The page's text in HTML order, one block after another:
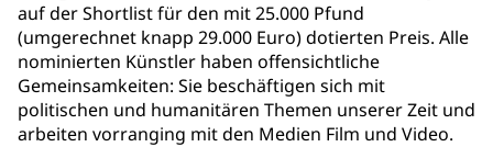
auf der Shortlist für den mit 25.000 Pfund
(umgerechnet knapp 29.000 Euro) dotierten Preis. Alle
nominierten Künstler haben offensichtliche
Gemeinsamkeiten: Sie beschäftigen sich mit
politischen und humanitären Themen unserer Zeit und
arbeiten vorranging mit den Medien Film und Video.